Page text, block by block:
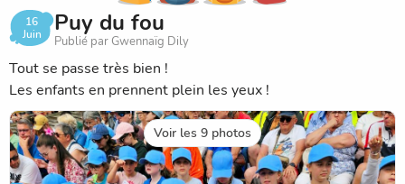
16
Juin
Puy du fou
Publié par Gwennaïg Dily
Tout se passe très bien !
Les enfants en prennent plein les yeux !
Voir les 9 photos